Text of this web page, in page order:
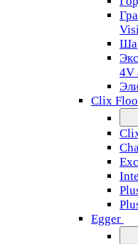
4V
Clix
Egger